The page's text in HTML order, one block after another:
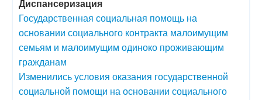
Диспансеризация
Государственная социальная помощь на
основании социального контракта малоимущим
семьям и малоимущим одиноко проживающим
гражданам
Изменились условия оказания государственной
социальной помощи на основании социального